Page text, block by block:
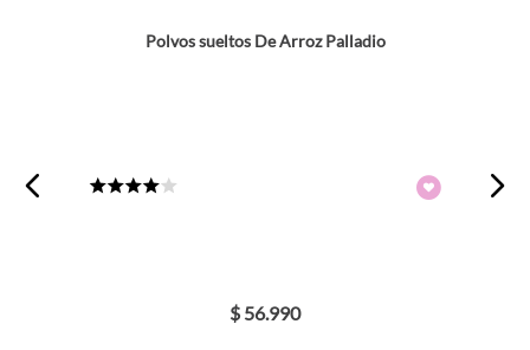
ENVIAR COMENTARIO
Polvos sueltos De Arroz Palladio
$ 56.990